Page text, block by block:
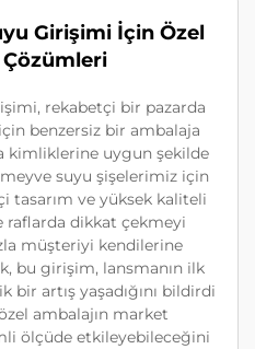
Girişimi İçin Özel
rekabetçi bir pazarda
benzersiz bir ambalaja
kimliklerine uygun şekilde
suyu şişelerimiz için
tasarım ve yüksek kaliteli
raflarda dikkat çekmeyi
müşteriyi kendilerine
bu girişim, lansmanın ilk
bir artış yaşadığını bildirdi
ambalajın market
ölçüde etkileyebileceğini